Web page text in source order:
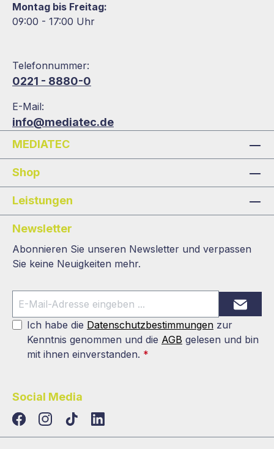
Montag bis Freitag:
09:00 - 17:00 Uhr
Telefonnummer:
0221 - 8880-0
E-Mail:
info@mediatec.de
MEDIATEC
Shop
Leistungen
Newsletter
Abonnieren Sie unseren Newsletter und verpassen
Sie keine Neuigkeiten mehr.
Ich habe die Datenschutzbestimmungen zur
Kenntnis genommen und die AGB gelesen und bin
mit ihnen einverstanden. *
Social Media
TikTokLinkedIn